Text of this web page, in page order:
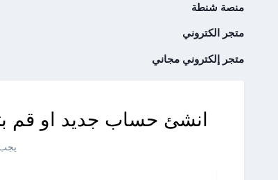
منصة شنطة
متجر الكتروني
متجر إلكتروني مجاني
انشئ حساب جديد او قم